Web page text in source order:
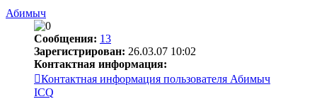
Абимыч
Сообщения: 13
Зарегистрирован: 26.03.07 10:02
Контактная информация:
Контактная информация пользователя Абимыч
ICQ